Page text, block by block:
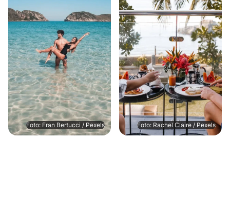
Foto: Fran Bertucci / Pexels Foto: Rachel Claire / Pexels